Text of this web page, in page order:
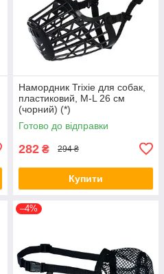
Намордник Trixie для собак,
пластиковий, M-L 26 см
(чорний) (*)
Готово до відправки
282 ₴ 294 ₴
Купити
–4%